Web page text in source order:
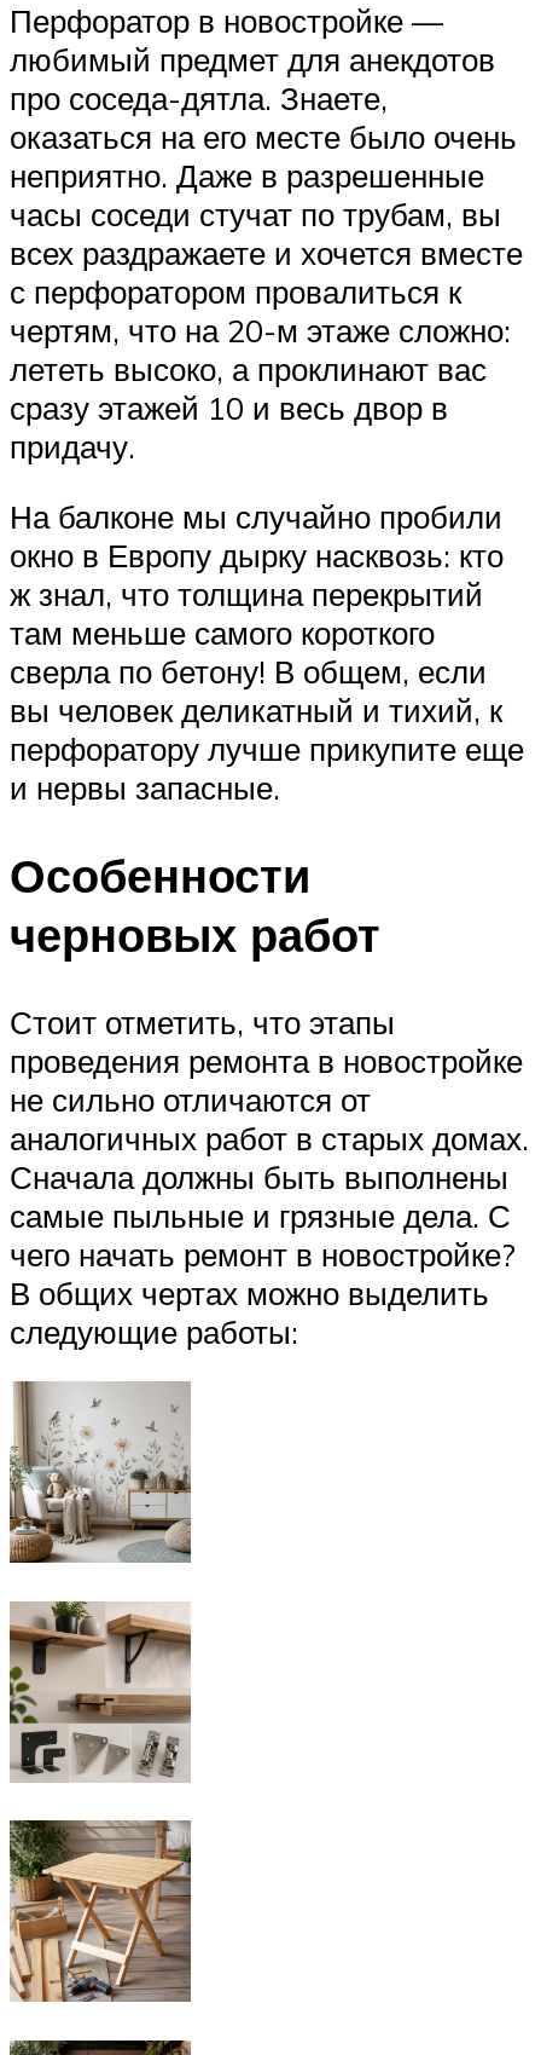
Перфоратор в новостройке —
любимый предмет для анекдотов
про соседа-дятла. Знаете,
оказаться на его месте было очень
неприятно. Даже в разрешенные
часы соседи стучат по трубам, вы
всех раздражаете и хочется вместе
с перфоратором провалиться к
чертям, что на 20-м этаже сложно:
лететь высоко, а проклинают вас
сразу этажей 10 и весь двор в
придачу.
На балконе мы случайно пробили
окно в Европу дырку насквозь: кто
ж знал, что толщина перекрытий
там меньше самого короткого
сверла по бетону! В общем, если
вы человек деликатный и тихий, к
перфоратору лучше прикупите еще
и нервы запасные.
Особенности
черновых работ
Стоит отметить, что этапы
проведения ремонта в новостройке
не сильно отличаются от
аналогичных работ в старых домах.
Сначала должны быть выполнены
самые пыльные и грязные дела. С
чего начать ремонт в новостройке?
В общих чертах можно выделить
следующие работы: